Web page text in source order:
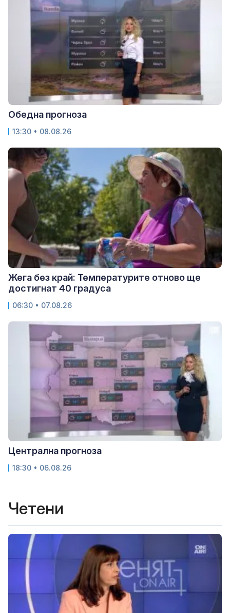
Обедна прогноза
13:30 • 08.08.26
Жега без край: Температурите отново ще
достигнат 40 градуса
06:30 • 07.08.26
Централна прогноза
18:30 • 06.08.26
Четени